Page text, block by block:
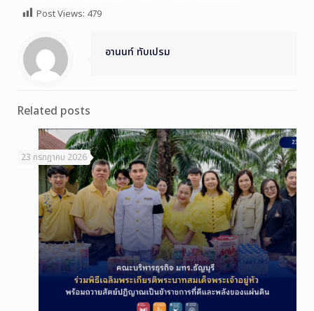
Post Views: 479
อานนท์ ทับเปรม
Related posts
23 กรกฎาคม 2026